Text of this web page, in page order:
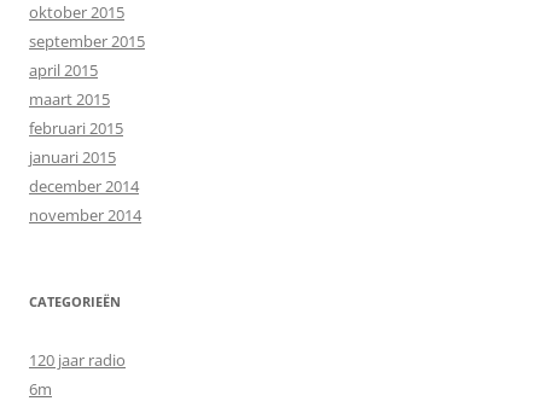
oktober 2015
september 2015
april 2015
maart 2015
februari 2015
januari 2015
december 2014
november 2014
CATEGORIEËN
120 jaar radio
6m